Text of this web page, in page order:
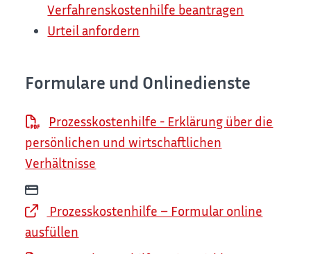
Verfahrenskostenhilfe beantragen
Urteil anfordern
Formulare und Onlinedienste
Prozesskostenhilfe - Erklärung über die
persönlichen und wirtschaftlichen
Verhältnisse
Prozesskosten­hilfe – Formular online
ausfüllen